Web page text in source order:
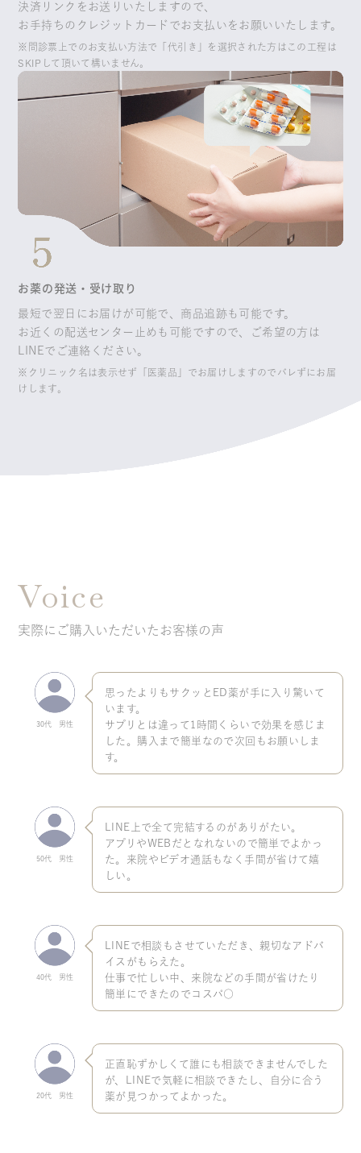
決済リンクをお送りいたしますので、
お手持ちのクレジットカードでお支払いをお願いいたします。
※問診票上でのお支払い方法で「代引き」を選択された方はこの工程は
SKIPして頂いて構いません。
お薬の発送・受け取り
最短で翌日にお届けが可能で、商品追跡も可能です。
お近くの配送センター止めも可能ですので、ご希望の方は
LINEでご連絡ください。
※クリニック名は表示せず「医薬品」でお届けしますのでバレずにお届
けします。
Voice
実際にご購入いただいたお客様の声
30代 男性
思ったよりもサクッとED薬が手に入り驚いて
います。
サプリとは違って1時間くらいで効果を感じま
した。購入まで簡単なので次回もお願いしま
す。
50代 男性
LINE上で全て完結するのがありがたい。
アプリやWEBだとなれないので簡単でよかっ
た。来院やビデオ通話もなく手間が省けて嬉
しい。
40代 男性
LINEで相談もさせていただき、親切なアドバ
イスがもらえた。
仕事で忙しい中、来院などの手間が省けたり
簡単にできたのでコスパ○
20代 男性
正直恥ずかしくて誰にも相談できませんでした
が、LINEで気軽に相談できたし、自分に合う
薬が見つかってよかった。